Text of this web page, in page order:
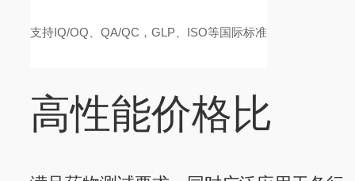
支持IQ/OQ、QA/QC，GLP、ISO等国际标准
高性能价格比